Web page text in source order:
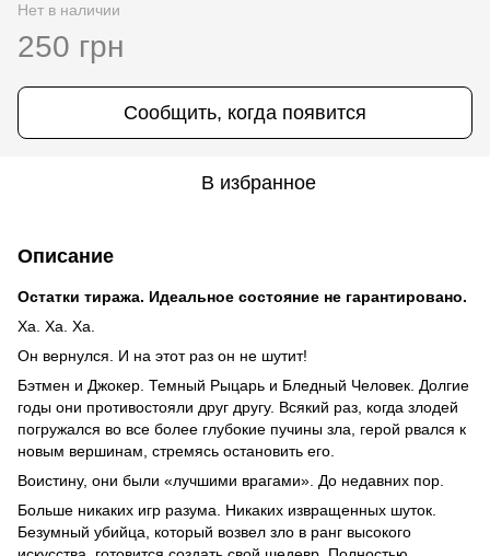
Нет в наличии
250 грн
Сообщить, когда появится
В избранное
Описание
Остатки тиража. Идеальное состояние не гарантировано.
Ха. Ха. Ха.
Он вернулся. И на этот раз он не шутит!
Бэтмен и Джокер. Темный Рыцарь и Бледный Человек. Долгие
годы они противостояли друг другу. Всякий раз, когда злодей
погружался во все более глубокие пучины зла, герой рвался к
новым вершинам, стремясь остановить его.
Воистину, они были «лучшими врагами». До недавних пор.
Больше никаких игр разума. Никаких извращенных шуток.
Безумный убийца, который возвел зло в ранг высокого